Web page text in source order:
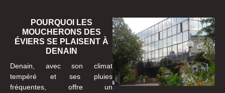
POURQUOI LES
MOUCHERONS DES
ÉVIERS SE PLAISENT À
DENAIN
Denain, avec son climat
tempéré et ses pluies
fréquentes, offre un